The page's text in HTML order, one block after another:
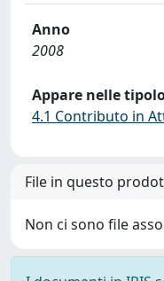
Anno
2008
Appare nelle
4.1 Contributo in
File in questo
Non ci sono file